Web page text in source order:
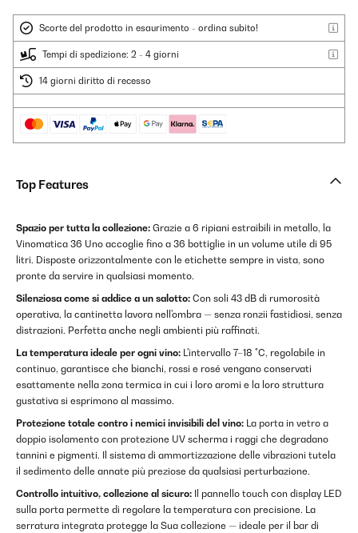
Scorte del prodotto in esaurimento - ordina subito!
Tempi di spedizione: 2 - 4 giorni
14 giorni diritto di recesso
Top Features
Spazio per tutta la collezione: Grazie a 6 ripiani estraibili in metallo, la
Vinomatica 36 Uno accoglie fino a 36 bottiglie in un volume utile di 95
litri. Disposte orizzontalmente con le etichette sempre in vista, sono
pronte da servire in qualsiasi momento.
Silenziosa come si addice a un salotto: Con soli 43 dB di rumorosità
operativa, la cantinetta lavora nell'ombra — senza ronzii fastidiosi, senza
distrazioni. Perfetta anche negli ambienti più raffinati.
La temperatura ideale per ogni vino: L'intervallo 7–18 °C, regolabile in
continuo, garantisce che bianchi, rossi e rosé vengano conservati
esattamente nella zona termica in cui i loro aromi e la loro struttura
gustativa si esprimono al massimo.
Protezione totale contro i nemici invisibili del vino: La porta in vetro a
doppio isolamento con protezione UV scherma i raggi che degradano
tannini e pigmenti. Il sistema di ammortizzazione delle vibrazioni tutela
il sedimento delle annate più preziose da qualsiasi perturbazione.
Controllo intuitivo, collezione al sicuro: Il pannello touch con display LED
sulla porta permette di regolare la temperatura con precisione. La
serratura integrata protegge la Sua collezione — ideale per il bar di